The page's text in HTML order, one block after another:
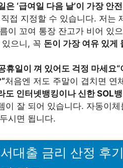
은 ‘급여일 다음 날’이 가장 안
직접 지정할 수 있습니다. 저
이 꼬여 통장 잔고가 비어 있
으니, 꼭 돈이 가장 여유 있게
휴일이 껴 있어도 걱정 마세요
처음엔 저도 주말이 겹치면 연
도 인터넷뱅킹이나 신한 SOL
이 잘 되어 있습니다. 자동이
시면 됩니다.
대출 금리 산정 후